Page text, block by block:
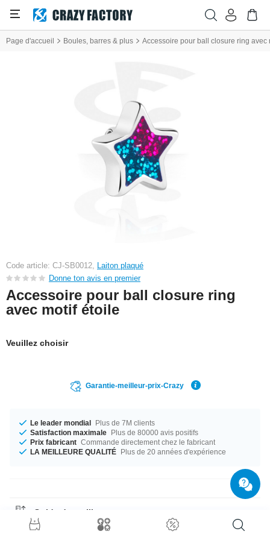
Page d'accueil Boules, barres & plus Accessoire pour ball closure ring avec
Code article: CJ-SB0012, Laiton plaqué
Donne ton avis en premier
Accessoire pour ball closure ring
avec motif étoile
Veuillez choisir
Garantie-meilleur-prix-Crazy
Le leader mondial Plus de 7M clients
Satisfaction maximale Plus de 80000 avis positifs
Prix fabricant Commande directement chez le fabricant
LA MEILLEURE QUALITÉ Plus de 20 années d'expérience
Guide des tailles